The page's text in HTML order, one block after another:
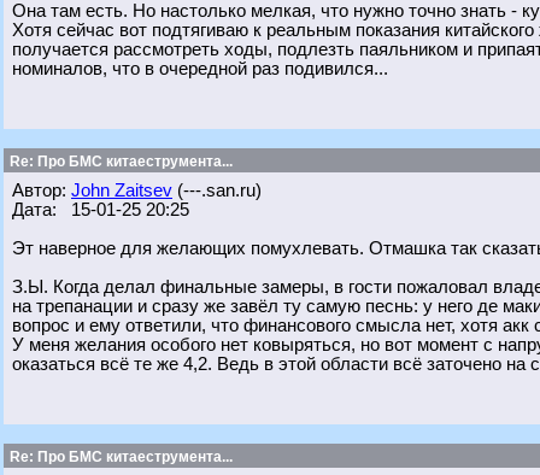
Она там есть. Но настолько мелкая, что нужно точно знать -
Хотя сейчас вот подтягиваю к реальным показания
получается рассмотреть ходы, подлезть паяльником и
номиналов, что в очередной раз подивился...
Re: Про БМС китаеструмента...
Автор: John Zaitsev (---.san.ru)
Дата: 15-01-25 20:25
Эт наверное для желающих помухлевать. Отмашка так
З.Ы. Когда делал финальные замеры, в гости пожаловал
на трепанации и сразу же завёл ту самую песнь: у него де
вопрос и ему ответили, что финансового смысла нет, хотя
У меня желания особого нет ковыряться, но вот момент с
оказаться всё те же 4,2. Ведь в этой области всё заточено на
Re: Про БМС китаеструмента...